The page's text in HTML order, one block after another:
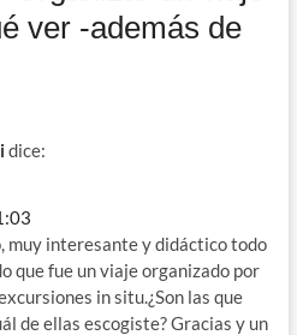
ver -además de
dice:
muy interesante y didáctico todo
que fue un viaje organizado por
in situ.¿Son las que
de ellas escogiste? Gracias y un